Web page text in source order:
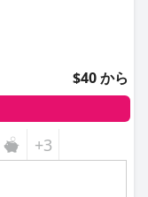
$40 から
+3